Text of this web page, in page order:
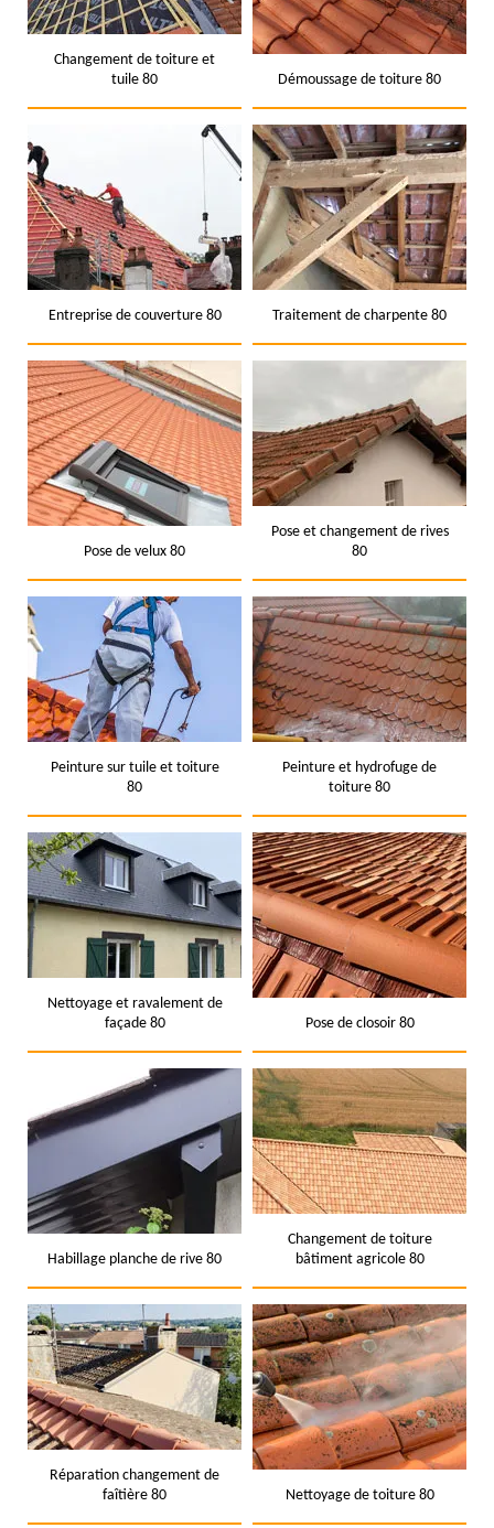
Changement de toiture et
tuile 80
Démoussage de toiture 80
Entreprise de couverture 80 Traitement de charpente 80
Pose de velux 80
Pose et changement de rives
80
Peinture sur tuile et toiture
80
Peinture et hydrofuge de
toiture 80
Nettoyage et ravalement de
façade 80
Pose de closoir 80
Habillage planche de rive 80
Changement de toiture
bâtiment agricole 80
Réparation changement de
faîtière 80
Nettoyage de toiture 80